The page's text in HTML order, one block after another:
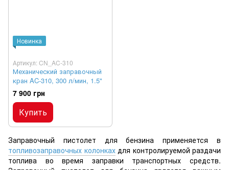
Новинка
Артикул: CN_AC-310
Механический заправочный
кран AC-310, 300 л/мин, 1.5"
7 900 грн
Купить
Заправочный пистолет для бензина применяется в
топливозаправочных колонкахдля контролируемой раздачи
топлива во время заправки транспортных средств.